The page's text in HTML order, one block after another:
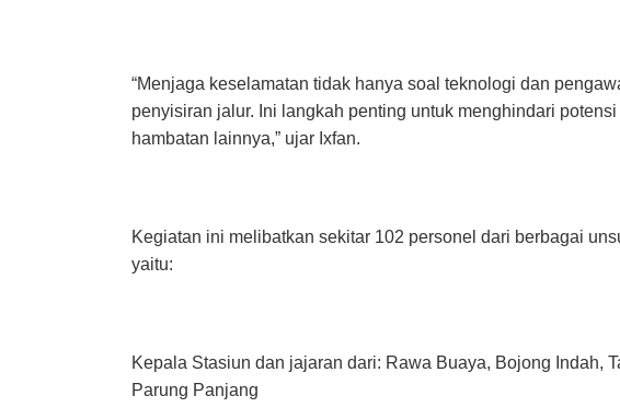
“Menjaga keselamatan tidak hanya soal teknologi dan
penyisiran jalur. Ini langkah penting untuk menghindari
hambatan lainnya,” ujar Ixfan.
Kegiatan ini melibatkan sekitar 102 personel dari berbagai
yaitu:
Kepala Stasiun dan jajaran dari: Rawa Buaya, Bojong Indah,
Parung Panjang